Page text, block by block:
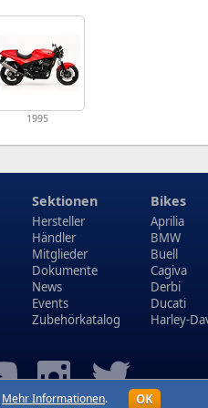
1995
Sektionen
Hersteller
Händler
Mitglieder
Dokumente
News
Events
Zubehörkatalog
Bikes
Aprilia
BMW
Buell
Cagiva
Derbi
Ducati
Harley-
Mehr Informationen. OK